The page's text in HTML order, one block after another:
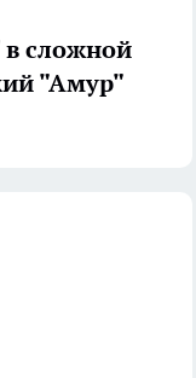
сложной
"Амур"